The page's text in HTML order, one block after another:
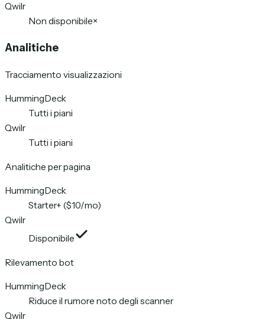
Qwilr
Non disponibile×
Analitiche
Tracciamento visualizzazioni
HummingDeck
Tutti i piani
Qwilr
Tutti i piani
Analitiche per pagina
HummingDeck
Starter+ ($10/mo)
Qwilr
Disponibile
Rilevamento bot
HummingDeck
Riduce il rumore noto degli scanner
Qwilr